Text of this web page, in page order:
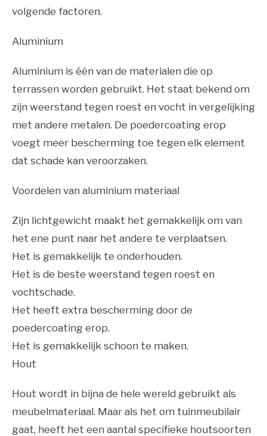
volgende factoren.
Aluminium
Aluminium is één van de materialen die op
terrassen worden gebruikt. Het staat bekend om
zijn weerstand tegen roest en vocht in vergelijking
met andere metalen. De poedercoating erop
voegt meer bescherming toe tegen elk element
dat schade kan veroorzaken.
Voordelen van aluminium materiaal
Zijn lichtgewicht maakt het gemakkelijk om van
het ene punt naar het andere te verplaatsen.
Het is gemakkelijk te onderhouden.
Het is de beste weerstand tegen roest en
vochtschade.
Het heeft extra bescherming door de
poedercoating erop.
Het is gemakkelijk schoon te maken.
Hout
Hout wordt in bijna de hele wereld gebruikt als
meubelmateriaal. Maar als het om tuinmeubilair
gaat, heeft het een aantal specifieke houtsoorten